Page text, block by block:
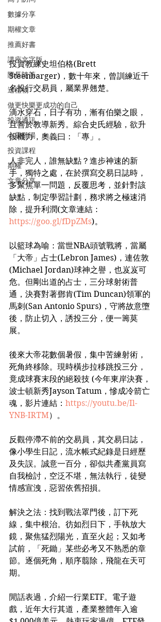
數據分享
期權文章
推薦好書
講座文字版
隊長隨筆
送禮物
做更快樂更成功的自己
投資通訊
心靈雞湯
投資課程
期權
文章分享
投資教練史坦伯格(Brett
Steenbarger)，數十年來，曾訓練近千
名投行交易員，屬業界翹楚。
滴水穿石，日子有功，漸有伯樂之眼，
且善於教導新秀。綜合史氏經驗，欲升
投機力，奧義曰：「專」。
人非完人，誰無缺點？進步神速的新
手，獨特之處，在於撰寫交易日誌時，
多聚焦單一問題，反覆思考，並針對該
缺點，制定學習計劃，務求將之極速消
除，提升利潤(文章連結：
https://goo.gl/fDpZMs)。
以籃球為喻：當世NBA頭號戰將，當屬
「大帝」占士(Lebron James)，連佐敦
(Michael Jordan)球神之譽，也岌岌可
危。但剛出道的占士，三分球射術普
通，決賽對著鄧肯(Tim Duncan)領軍的
馬刺(San Antonio Spurs)，守將故意墮
後，防止切入，誘投三分，便一籌莫
展。
後來大帝花數個暑假，集中苦練射術，
死角終移除。現時橫步拉移跳投三分，
竟成球賽末段的絕殺技 (今年東岸決賽，
波士頓新秀Jayson Tatum，慘成冷箭亡
魂，影片連結： https://youtu.be/Il-
YNB-IRTM）。
反觀停滯不前的交易員，其交易日誌，
像小學生日記，流水帳式紀錄是日經歷
及失誤。誠意一百分，卻似共產黨員寫
自我檢討，空泛不堪，無法執行，徒變
情感宣洩，惡習依舊招損。
解決之法：找到戰法罩門後，訂下死
線，集中根治。彷如烈日下，手執放大
鏡，聚焦猛烈陽光，直至火起；又如考
試前，「死鋤」某些必考又不熟悉的章
節。逐個死角，順序翦除，飛龍在天可
期。
閒話表過，介紹一行業ETF。電子遊
戲，近年大行其道，產業整體年入逾